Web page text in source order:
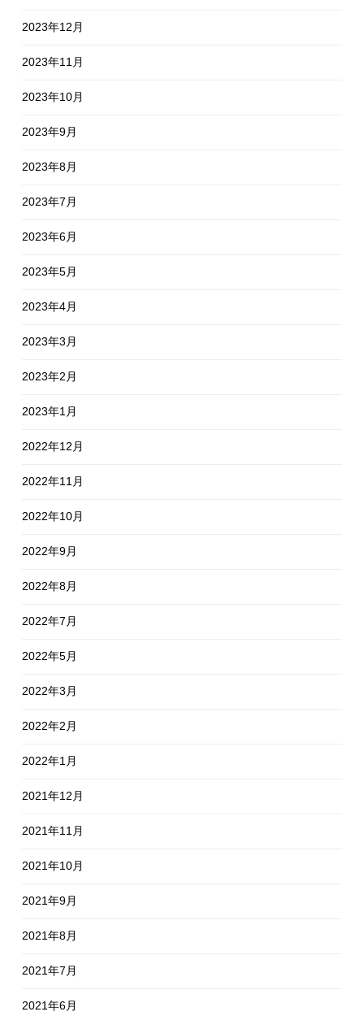
2023年12月
2023年11月
2023年10月
2023年9月
2023年8月
2023年7月
2023年6月
2023年5月
2023年4月
2023年3月
2023年2月
2023年1月
2022年12月
2022年11月
2022年10月
2022年9月
2022年8月
2022年7月
2022年5月
2022年3月
2022年2月
2022年1月
2021年12月
2021年11月
2021年10月
2021年9月
2021年8月
2021年7月
2021年6月